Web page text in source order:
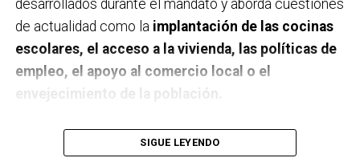
desarrollados durante el mandato y aborda cuestiones
de actualidad como la implantación de las cocinas
escolares, el acceso a la vivienda, las políticas de
empleo, el apoyo al comercio local o el
envejecimiento de la población.
A un año de acabar la legislatura, ¿qué balance
haces de la gestión del PSE en tus áreas dentro
SIGUE LEYENDO